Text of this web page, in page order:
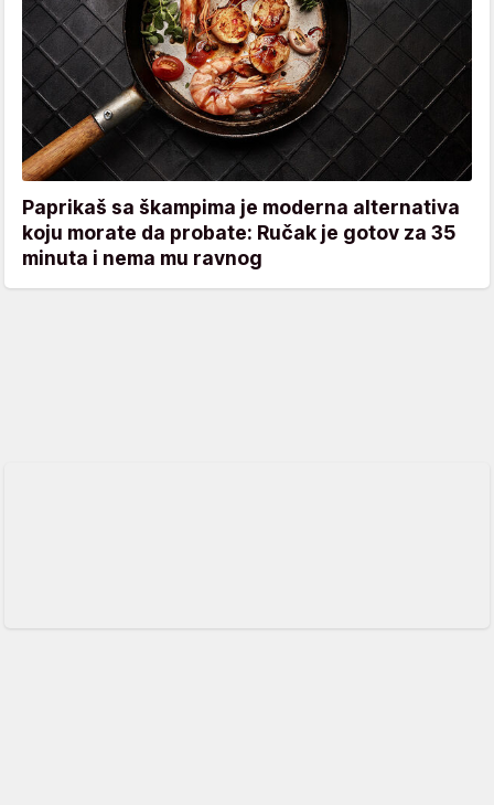
Paprikaš sa škampima je moderna alternativa
koju morate da probate: Ručak je gotov za 35
minuta i nema mu ravnog